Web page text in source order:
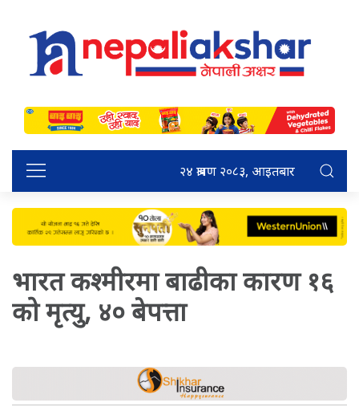
२४ श्रावण २०८३, आइतबार
भारत कश्मीरमा बाढीका कारण १६
को मृत्यु, ४० बेपत्ता